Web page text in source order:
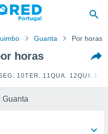
Guanta Por horas
horas
10TER. 11QUA. 12QUI. 13
Guanta